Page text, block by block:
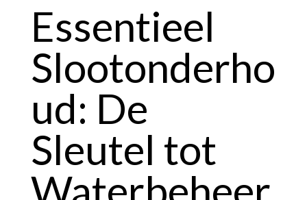
Essentieel
Slootonderho
ud: De
Sleutel tot
Waterbeheer